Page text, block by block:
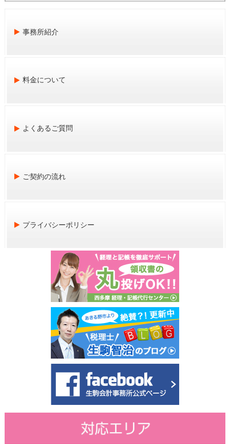
事務所紹介
料金について
よくあるご質問
ご契約の流れ
プライバシーポリシー